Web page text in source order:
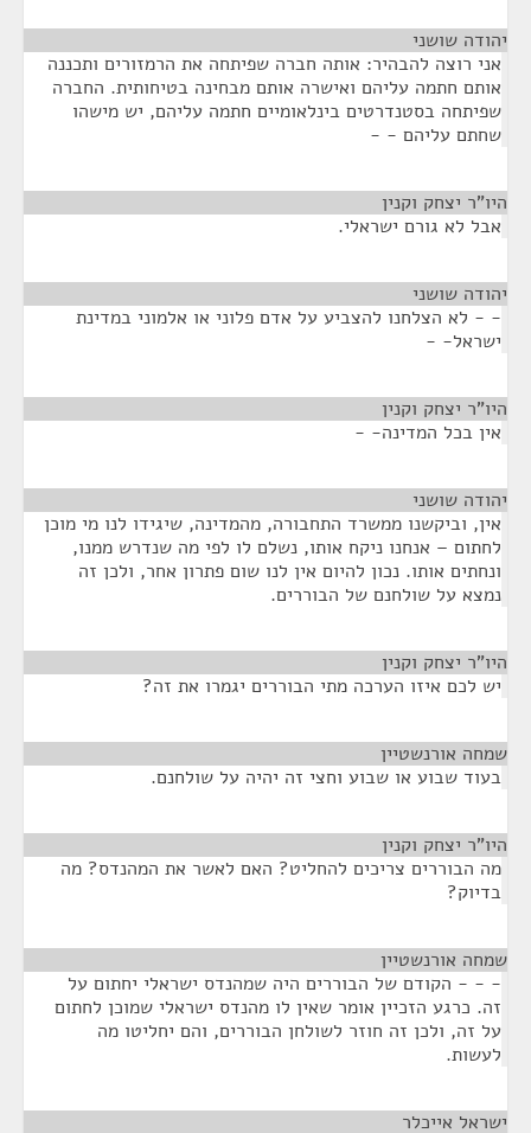
יהודה שושני
אני רוצה להבהיר: אותה חברה שפיתחה את הרמזורים ותכננה
אותם חתמה עליהם ואישרה אותם מבחינה בטיחותית. החברה
שפיתחה בסטנדרטים בינלאומיים חתמה עליהם, יש מישהו
שחתם עליהם - -
היו"ר יצחק וקנין
אבל לא גורם ישראלי.
יהודה שושני
- - לא הצלחנו להצביע על אדם פלוני או אלמוני במדינת
ישראל- -
היו"ר יצחק וקנין
אין בכל המדינה- -
יהודה שושני
אין, וביקשנו ממשרד התחבורה, מהמדינה, שיגידו לנו מי מוכן
לחתום – אנחנו ניקח אותו, נשלם לו לפי מה שנדרש ממנו,
ונחתים אותו. נכון להיום אין לנו שום פתרון אחר, ולכן זה
נמצא על שולחנם של הבוררים.
היו"ר יצחק וקנין
יש לכם איזו הערכה מתי הבוררים יגמרו את זה?
שמחה אורנשטיין
בעוד שבוע או שבוע וחצי זה יהיה על שולחנם.
היו"ר יצחק וקנין
מה הבוררים צריכים להחליט? האם לאשר את המהנדס? מה
בדיוק?
שמחה אורנשטיין
- - - הקודם של הבוררים היה שמהנדס ישראלי יחתום על
זה. כרגע הזכיין אומר שאין לו מהנדס ישראלי שמוכן לחתום
על זה, ולכן זה חוזר לשולחן הבוררים, והם יחליטו מה
לעשות.
ישראל אייכלר